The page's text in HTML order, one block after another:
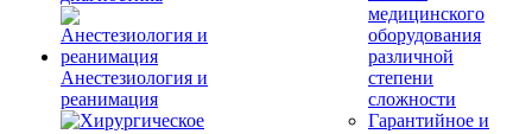
Анестезиология и
реанимация
медицинского
оборудования
различной
степени
сложности
Гарантийное и